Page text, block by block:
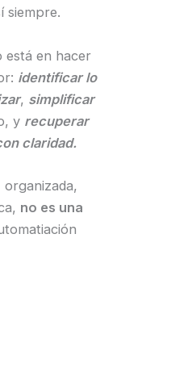
siempre.
está en hacer
identificar lo
, simplificar
y recuperar
claridad.
organizada,
no es una